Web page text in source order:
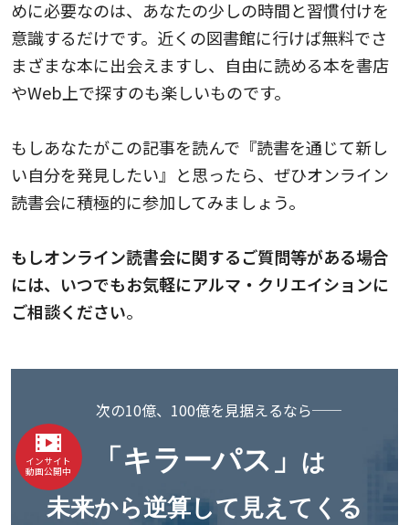
めに必要なのは、あなたの少しの時間と習慣付けを
意識するだけです。近くの図書館に行けば無料でさ
まざまな本に出会えますし、自由に読める本を書店
やWeb上で探すのも楽しいものです。
もしあなたがこの記事を読んで『読書を通じて新し
い自分を発見したい』と思ったら、ぜひオンライン
読書会に積極的に参加してみましょう。
もしオンライン読書会に関するご質問等がある場合
には、いつでもお気軽にアルマ・クリエイションに
ご相談ください。
インサイト
動画公開中
次の10億、100億を見据えるなら──
「キラーパス」 は
未来から逆算して見えてくる